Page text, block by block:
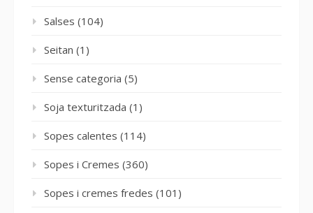
Salses (104)
Seitan (1)
Sense categoria (5)
Soja texturitzada (1)
Sopes calentes (114)
Sopes i Cremes (360)
Sopes i cremes fredes (101)